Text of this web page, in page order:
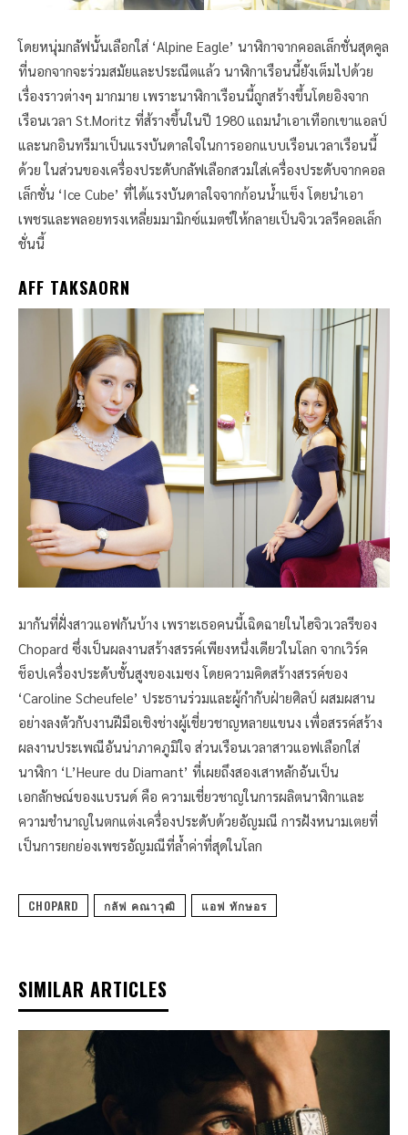
โดยหนุ่มกลัฟนั้นเลือกใส่ ‘Alpine Eagle’ นาฬิกาจากคอลเล็กชั่นสุดคูล
ที่นอกจากจะร่วมสมัยและประณีตแล้ว นาฬิกาเรือนนี้ยังเต็มไปด้วย
เรื่องราวต่างๆ มากมาย เพราะนาฬิกาเรือนนี้ถูกสร้างขึ้นโดยอิงจาก
เรือนเวลา St.Moritz ที่ส้รางขึ้นในปี 1980 แถมนำเอาเทือกเขาแอลป์
และนกอินทรีมาเป็นแรงบันดาลใจในการออกแบบเรือนเวลาเรือนนี้
ด้วย ในส่วนของเครื่องประดับกลัฟเลือกสวมใส่เครื่องประดับจากคอล
เล็กชั่น ‘Ice Cube’ ที่ได้แรงบันดาลใจจากก้อนน้ำแข็ง โดยนำเอา
เพชรและพลอยทรงเหลี่ยมมามิกซ์แมตช์ให้กลายเป็นจิวเวลรีคอลเล็ก
ชั่นนี้
AFF TAKSAORN
มากันที่ฝั่งสาวแอฟกันบ้าง เพราะเธอคนนี้เฉิดฉายในไฮจิวเวลรีของ
Chopard ซึ่งเป็นผลงานสร้างสรรค์เพียงหนึ่งเดียวในโลก จากเวิร์ค
ช็อปเครื่องประดับชั้นสูงของเมซง โดยความคิดสร้างสรรค์ของ
‘Caroline Scheufele’ ประธานร่วมและผู้กำกับฝ่ายศิลป์ ผสมผสาน
อย่างลงตัวกับงานฝีมือเชิงช่างผู้เชี่ยวชาญหลายแขนง เพื่อสรรค์สร้าง
ผลงานประเพณีอันน่าภาคภูมิใจ ส่วนเรือนเวลาสาวแอฟเลือกใส่
นาฬิกา ‘L’Heure du Diamant’ ที่เผยถึงสองเสาหลักอันเป็น
เอกลักษณ์ของแบรนด์ คือ ความเชี่ยวชาญในการผลิตนาฬิกาและ
ความชำนาญในตกแต่งเครื่องประดับด้วยอัญมณี การฝังหนามเตยที่
เป็นการยกย่องเพชรอัญมณีที่ล้ำค่าที่สุดในโลก
CHOPARD กลัฟ คณาวุฒิ แอฟ ทักษอร
SIMILAR ARTICLES